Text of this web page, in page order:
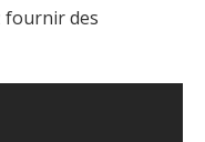
fournir des